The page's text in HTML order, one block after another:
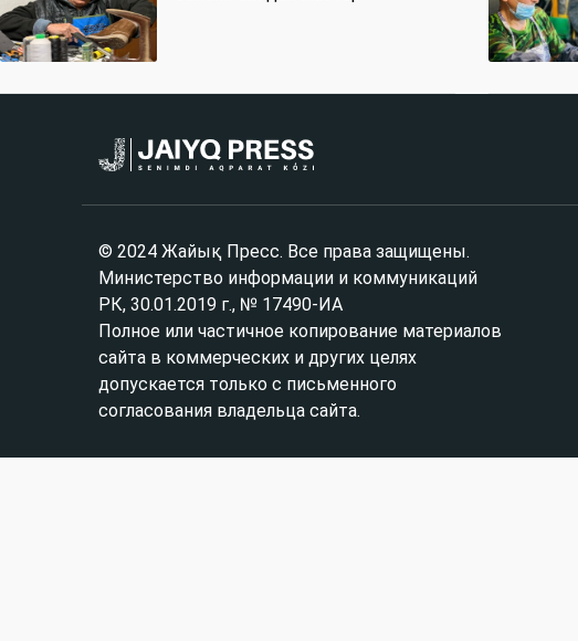
© 2024 Жайық Пресс. Все права защищены.
Министерство информации и коммуникаций
РК, 30.01.2019 г., № 17490-ИА
Полное или частичное копирование материалов
сайта в коммерческих и других целях
допускается только с письменного
согласования владельца сайта.